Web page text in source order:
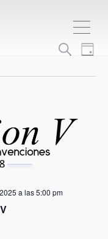
de
y
de
BUSCAR
DÍA
a las 5:00 pm